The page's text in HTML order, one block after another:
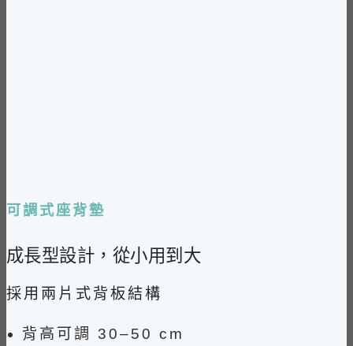
可調式座背墊
成長型設計， 從小用到大
採用兩片式背板結構
背高可調 30–50 cm